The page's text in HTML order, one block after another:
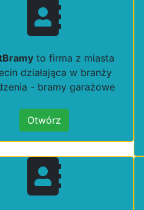
to firma z miasta
działająca w branży
- bramy garażowe
Otwórz